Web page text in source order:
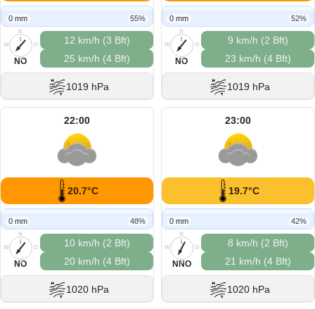
0 mm 55%
N
O
S
W
NO
12 km/h (3 Bft)
25 km/h (4 Bft)
1019 hPa
0 mm 52%
N
O
S
W
NO
9 km/h (2 Bft)
23 km/h (4 Bft)
1019 hPa
22:00
20.7°C
0 mm 48%
N
O
S
W
NO
10 km/h (2 Bft)
20 km/h (4 Bft)
1020 hPa
23:00
19.7°C
0 mm 42%
N
O
S
W
NNO
8 km/h (2 Bft)
21 km/h (4 Bft)
1020 hPa